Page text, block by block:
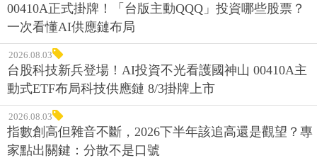
00410A正式掛牌！「台版主動QQQ」投資哪些股票？
一次看懂AI供應鏈布局
2026.08.03
台股科技新兵登場！AI投資不光看護國神山 00410A主
動式ETF布局科技供應鏈 8/3掛牌上市
2026.08.03
指數創高但雜音不斷，2026下半年該追高還是觀望？專
家點出關鍵：分散不是口號